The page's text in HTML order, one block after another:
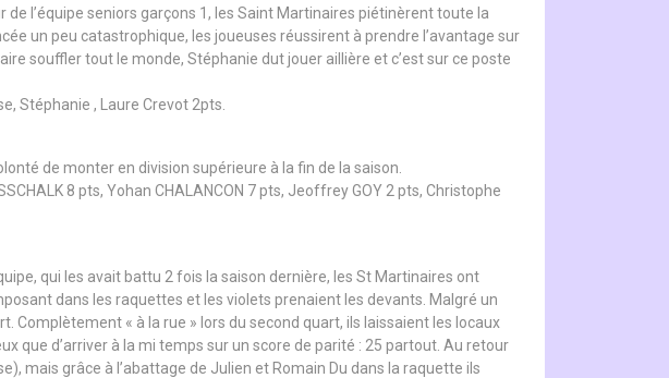
l’équipe seniors garçons 1, les Saint Martinaires piétinèrent toute la
un peu catastrophique, les joueuses réussirent à prendre l’avantage sur
souffler tout le monde, Stéphanie dut jouer aillière et c’est sur ce poste
Stéphanie , Laure Crevot 2pts.
de monter en division supérieure à la fin de la saison.
8 pts, Yohan CHALANCON 7 pts, Jeoffrey GOY 2 pts, Christophe
qui les avait battu 2 fois la saison dernière, les St Martinaires ont
dans les raquettes et les violets prenaient les devants. Malgré un
Complètement « à la rue » lors du second quart, ils laissaient les locaux
que d’arriver à la mi temps sur un score de parité : 25 partout. Au retour
mais grâce à l’abattage de Julien et Romain Du dans la raquette ils